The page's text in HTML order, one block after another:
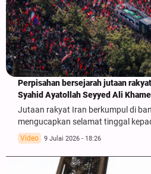
Perpisahan bersejarah jutaan
Syahid Ayatollah Seyyed Ali
Jutaan rakyat Iran berkumpul di
mengucapkan selamat tinggal
Video 9 Julai 2026 - 18:26